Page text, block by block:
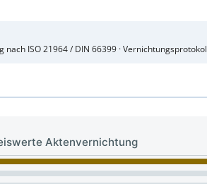
ISO 21964 / DIN 66399 ·
Aktenvernichtung